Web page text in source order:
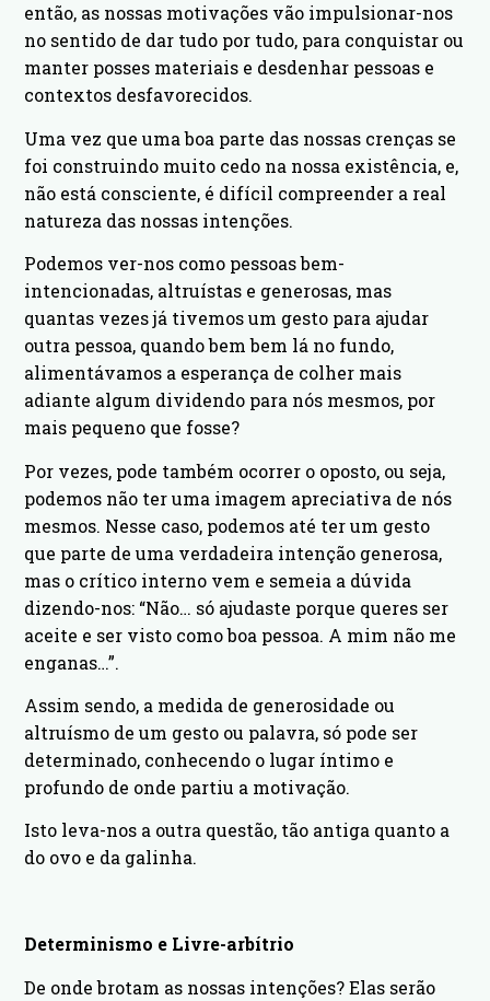
então, as nossas motivações vão impulsionar-nos
no sentido de dar tudo por tudo, para conquistar ou
manter posses materiais e desdenhar pessoas e
contextos desfavorecidos.
Uma vez que uma boa parte das nossas crenças se
foi construindo muito cedo na nossa existência, e,
não está consciente, é difícil compreender a real
natureza das nossas intenções.
Podemos ver-nos como pessoas bem-
intencionadas, altruístas e generosas, mas
quantas vezes já tivemos um gesto para ajudar
outra pessoa, quando bem bem lá no fundo,
alimentávamos a esperança de colher mais
adiante algum dividendo para nós mesmos, por
mais pequeno que fosse?
Por vezes, pode também ocorrer o oposto, ou seja,
podemos não ter uma imagem apreciativa de nós
mesmos. Nesse caso, podemos até ter um gesto
que parte de uma verdadeira intenção generosa,
mas o crítico interno vem e semeia a dúvida
dizendo-nos: “Não… só ajudaste porque queres ser
aceite e ser visto como boa pessoa. A mim não me
enganas…”.
Assim sendo, a medida de generosidade ou
altruísmo de um gesto ou palavra, só pode ser
determinado, conhecendo o lugar íntimo e
profundo de onde partiu a motivação.
Isto leva-nos a outra questão, tão antiga quanto a
do ovo e da galinha.
Determinismo e Livre-arbítrio
De onde brotam as nossas intenções? Elas serão